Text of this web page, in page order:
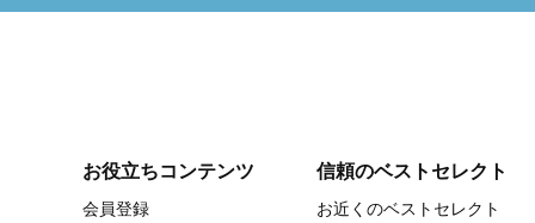
お役立ちコンテンツ
会員登録
信頼のベストセレクト
お近くのベストセレクト